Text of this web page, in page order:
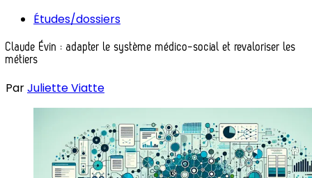
Études/dossiers
Claude Évin : adapter le système médico-social et revaloriser les
métiers
ParJuliette Viatte